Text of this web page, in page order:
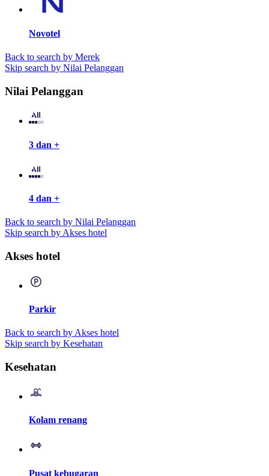
Novotel
Back to search by Merek
Skip search by Nilai Pelanggan
Nilai Pelanggan
3 dan +
4 dan +
Back to search by Nilai Pelanggan
Skip search by Akses hotel
Akses hotel
Parkir
Back to search by Akses hotel
Skip search by Kesehatan
Kesehatan
Kolam renang
Pusat kebugaran